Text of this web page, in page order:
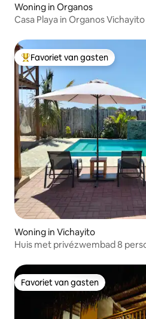
Woning in Organos
Casa Playa in Organos
Topfavoriet van gasten
Favoriet van gasten
Woning in Vichayito
Huis met privézwembad 8
Favoriet van gasten
Favoriet van gasten